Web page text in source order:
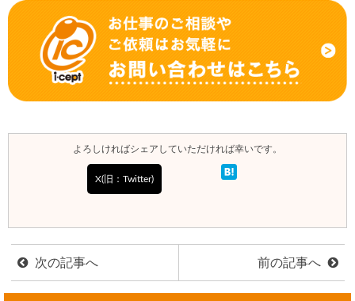
よろしければシェアしていただければ幸いです。
X(旧：Twitter)
次の記事へ 前の記事へ